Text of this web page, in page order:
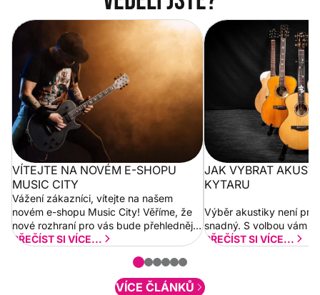
Vítejte na novém e-shopu Music
City
VÍTEJTE NA NOVÉM E-SHOPU
MUSIC CITY
Vážení zákazníci, vítejte na našem
novém e-shopu Music City! Věříme, že
nové rozhraní pro vás bude přehlednější
a rychlejší. Postupně budeme přidávat
PŘEČÍST SI VÍCE...
Jak vybrat
JAK VYBRAT
KYTARU
Výběr akustiky není pro
snadný. S volbou vám
PŘEČÍST SI VÍCE...
VÍCE ČLÁNKŮ